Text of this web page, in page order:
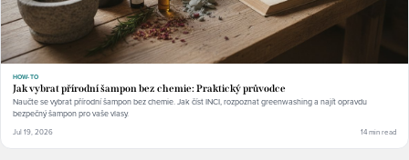
HOW-TO
Jak vybrat přírodní šampon bez chemie: Praktický průvodce
Naučte se vybrat přírodní šampon bez chemie. Jak číst INCI, rozpoznat greenwashing a najít opravdu
bezpečný šampon pro vaše vlasy.
Jul 19, 2026 14 min read